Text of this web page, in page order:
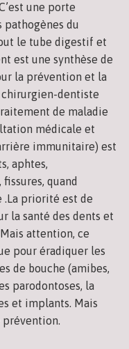
une porte
pathogènes du
le tube digestif et
est une synthèse de
la prévention et la
chirurgien-dentiste
de maladie
médicale et
immunitaire) est
aphtes,
quand
.La priorité est de
la santé des dents et
attention, ce
pour éradiquer les
de bouche (amibes,
parodontoses, la
et implants. Mais
prévention.